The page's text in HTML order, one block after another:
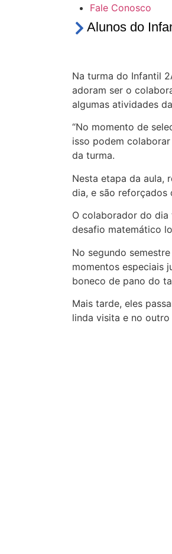
Fale Conosco
Alunos do
Na turma do Infantil
adoram ser o
algumas atividades
“No momento de
isso podem
da turma.
Nesta etapa da aula,
dia, e são reforçados
O colaborador do
desafio matemático
No segundo
momentos especiais
boneco de pano do
Mais tarde, eles
linda visita e no